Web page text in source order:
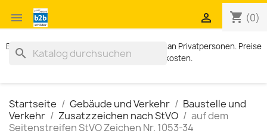
 shopping_cart (0)

Exklusiv für Geschäftskunden. Kein Verkauf an Privatpersonen. Preise
zzgl. MWST und Versandkosten.
search
Startseite Gebäude und Verkehr
Baustelle und
Verkehr
Zusatzzeichen nach StVO
auf dem
Seitenstreifen StVO Zeichen Nr. 1053-34